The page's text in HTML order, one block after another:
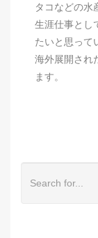
タコなどの水
生涯仕事とし
たいと思って
海外展開され
ます。